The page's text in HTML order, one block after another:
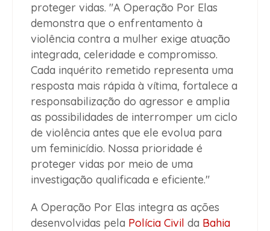
proteger vidas. "A Operação Por Elas
demonstra que o enfrentamento à
violência contra a mulher exige atuação
integrada, celeridade e compromisso.
Cada inquérito remetido representa uma
resposta mais rápida à vítima, fortalece a
responsabilização do agressor e amplia
as possibilidades de interromper um ciclo
de violência antes que ele evolua para
um feminicídio. Nossa prioridade é
proteger vidas por meio de uma
investigação qualificada e eficiente."
A Operação Por Elas integra as ações
desenvolvidas pela Polícia Civil da Bahia